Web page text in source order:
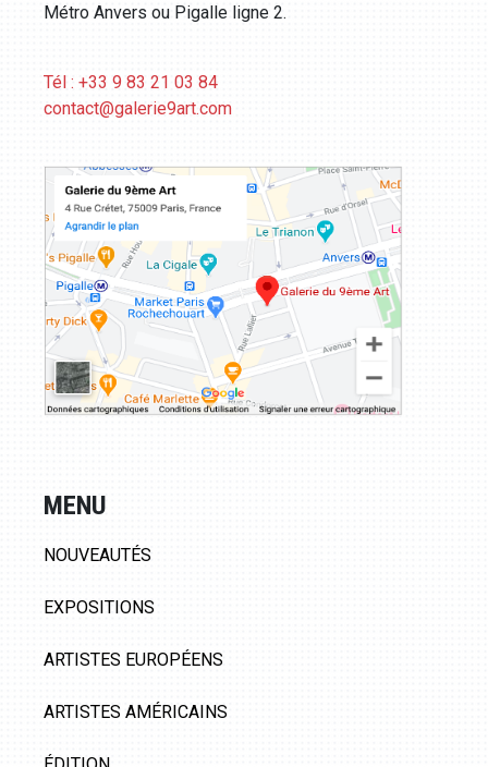
Métro Anvers ou Pigalle ligne 2.
Tél : +33 9 83 21 03 84
contact@galerie9art.com
MENU
NOUVEAUTÉS
EXPOSITIONS
ARTISTES EUROPÉENS
ARTISTES AMÉRICAINS